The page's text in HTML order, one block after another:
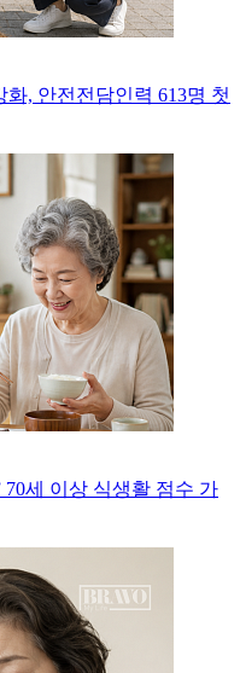
, 안전전담인력 613명 첫
세 이상 식생활 점수 가